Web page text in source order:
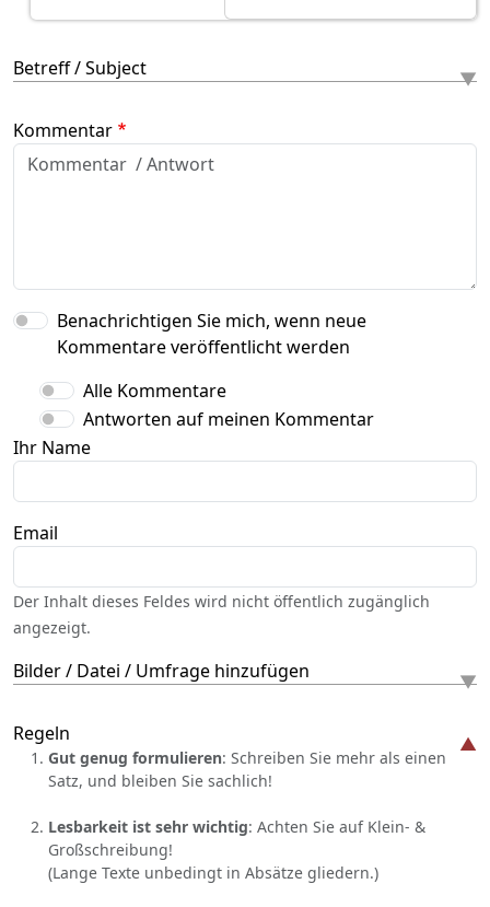
Betreff / Subject
Kommentar
Benachrichtigen Sie mich, wenn neue
Kommentare veröffentlicht werden
Alle Kommentare
Antworten auf meinen Kommentar
Ihr Name
Email
Der Inhalt dieses Feldes wird nicht öffentlich zugänglich
angezeigt.
Bilder / Datei / Umfrage hinzufügen
Regeln
Gut genug formulieren: Schreiben Sie mehr als einen
Satz, und bleiben Sie sachlich!
Lesbarkeit ist sehr wichtig: Achten Sie auf Klein- &
Großschreibung!
(Lange Texte unbedingt in Absätze gliedern.)